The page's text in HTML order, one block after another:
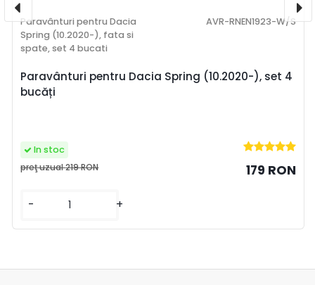
Paravânturi pentru Dacia Spring (10.2020-), set 4
bucăți
Paravânturi pentru Dacia
Spring (10.2020-), fata si
spate, set 4 bucati
AVR-RNEN1923-W/S
preţ uzual219 RON 179 RON
- +
In stoc